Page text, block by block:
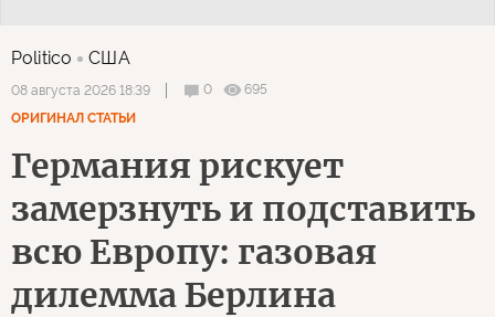
Politico США
08 августа 2026 18:39 0
695
ОРИГИНАЛ СТАТЬИ
Германия рискует
замерзнуть и подставить
всю Европу: газовая
дилемма Берлина